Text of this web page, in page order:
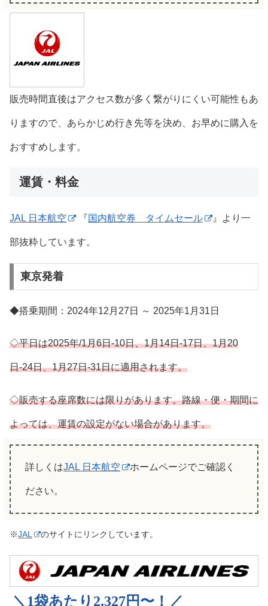
販売時間直後はアクセス数が多く繋がりにくい可能性もあ
りますので、あらかじめ行き先等を決め、お早めに購入を
おすすめします。
運賃・料金
JAL 日本航空 『国内航空券 タイムセール 』より一
部抜粋しています。
東京発着
◆搭乗期間：2024年12月27日 ～ 2025年1月31日
◇平日は2025年/1月6日-10日、1月14日-17日、1月20
日-24日、1月27日-31日に適用されます。
◇販売する座席数には限りがあります。路線・便・期間に
よっては、運賃の設定がない場合があります。
詳しくはJAL 日本航空 ホームページでご確認く
ださい。
※JAL のサイトにリンクしています。